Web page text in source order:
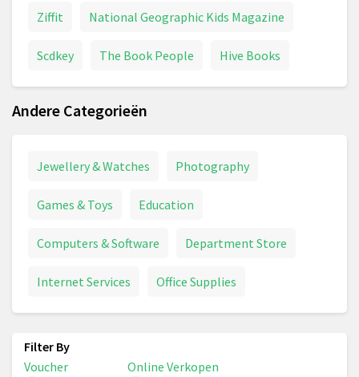
Ziffit National Geographic Kids Magazine
Scdkey The Book People Hive Books
Andere Categorieën
Jewellery & Watches Photography
Games & Toys Education
Computers & Software Department Store
Internet Services Office Supplies
Voucher Online Verkopen